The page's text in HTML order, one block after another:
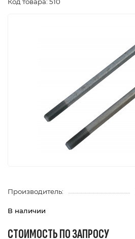
Производитель:
В наличии
СТОИМОСТЬ ПО ЗАПРОСУ